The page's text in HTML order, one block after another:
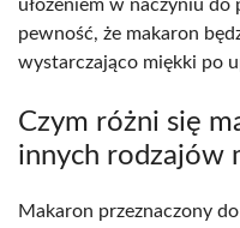
ułożeniem w naczyniu
pewność, że makaron
wystarczająco miękki po
Czym różni się
innych rodzajów
Makaron przeznaczony do